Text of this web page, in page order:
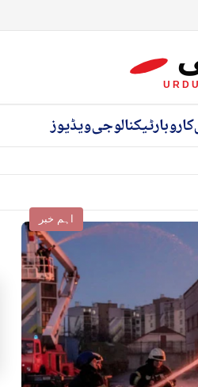
کاروبارٹیکنالوجیویڈیوز
اہم خبر